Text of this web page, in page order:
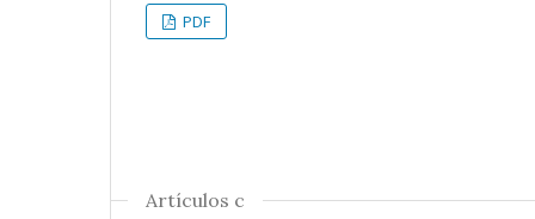
PDF
Artículos c